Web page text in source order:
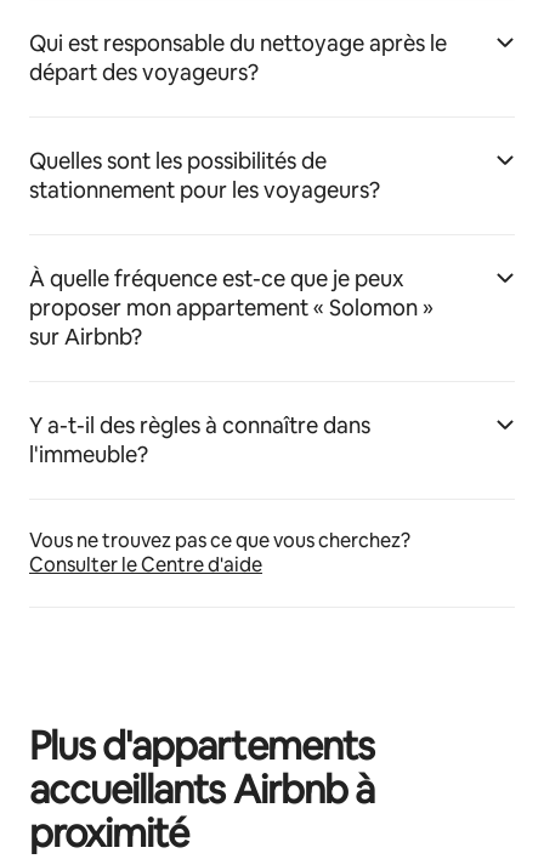
Qui est responsable du nettoyage après le
départ des voyageurs?
Quelles sont les possibilités de
stationnement pour les voyageurs?
À quelle fréquence est-ce que je peux
proposer mon appartement « Solomon »
sur Airbnb?
Y a-t-il des règles à connaître dans
l'immeuble?
Vous ne trouvez pas ce que vous cherchez?
Consulter le Centre d'aide
Plus d'appartements
accueillants Airbnb à
proximité